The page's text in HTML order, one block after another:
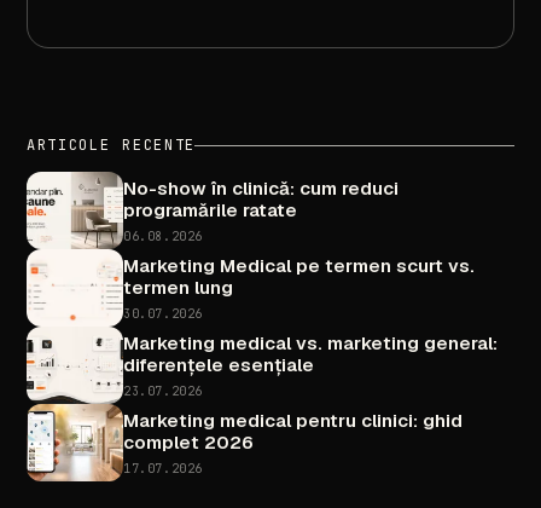
ARTICOLE RECENTE
No-show în clinică: cum reduci
programările ratate
06.08.2026
Marketing Medical pe termen scurt vs.
termen lung
30.07.2026
Marketing medical vs. marketing general:
diferențele esențiale
23.07.2026
Marketing medical pentru clinici: ghid
complet 2026
17.07.2026